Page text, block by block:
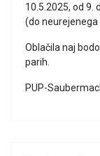
10.5.2025, od 9.
(do neurejenega
Oblačila naj
parih.
PUP-